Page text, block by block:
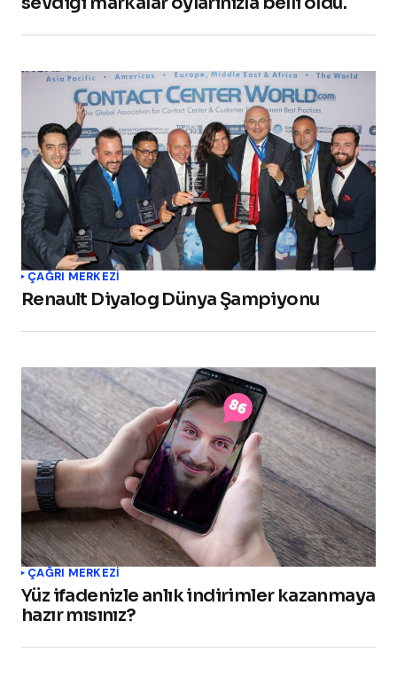
ÇAĞRI MERKEZI
Renault Diyalog Dünya Şampiyonu
ÇAĞRI MERKEZI
Yüz ifadenizle anlık indirimler kazanmaya
hazır mısınız?